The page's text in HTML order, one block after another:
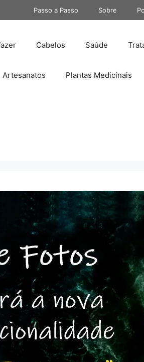
Passo a Passo Sobre
Cabelos Saúde
Artesanatos Plantas Medicinais